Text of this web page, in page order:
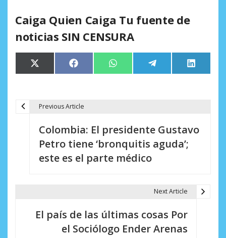
Caiga Quien Caiga Tu fuente de
noticias SIN CENSURA
Compartir
en
X
(Twitter)
Compartir
en
Facebook Compartir
en
WhatsApp Compartir
en
Telegram
en
LinkedIn
Previous Article
Colombia: El presidente Gustavo
Petro tiene ‘bronquitis aguda’;
este es el parte médico
Next Article
El país de las últimas cosas Por
el Sociólogo Ender Arenas